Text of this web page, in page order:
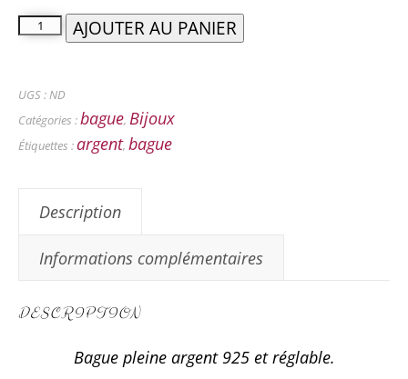
AJOUTER AU PANIER
UGS :ND
Catégories :bague, Bijoux
Étiquettes : argent, bague
Description
Informations complémentaires
DESCRIPTION
Bague pleine argent 925 et réglable.